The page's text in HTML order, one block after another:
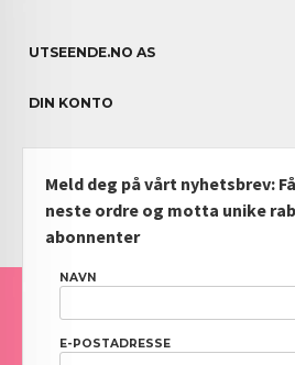
UTSEENDE.NO AS
DIN KONTO
NYHETSBREV
PARTNERE
FRAKT KJØPSBETINGELSER
Meld deg på vårt nyhetsbrev:
neste ordre og motta unike
abonnenter
NAVN
E-POSTADRESSE